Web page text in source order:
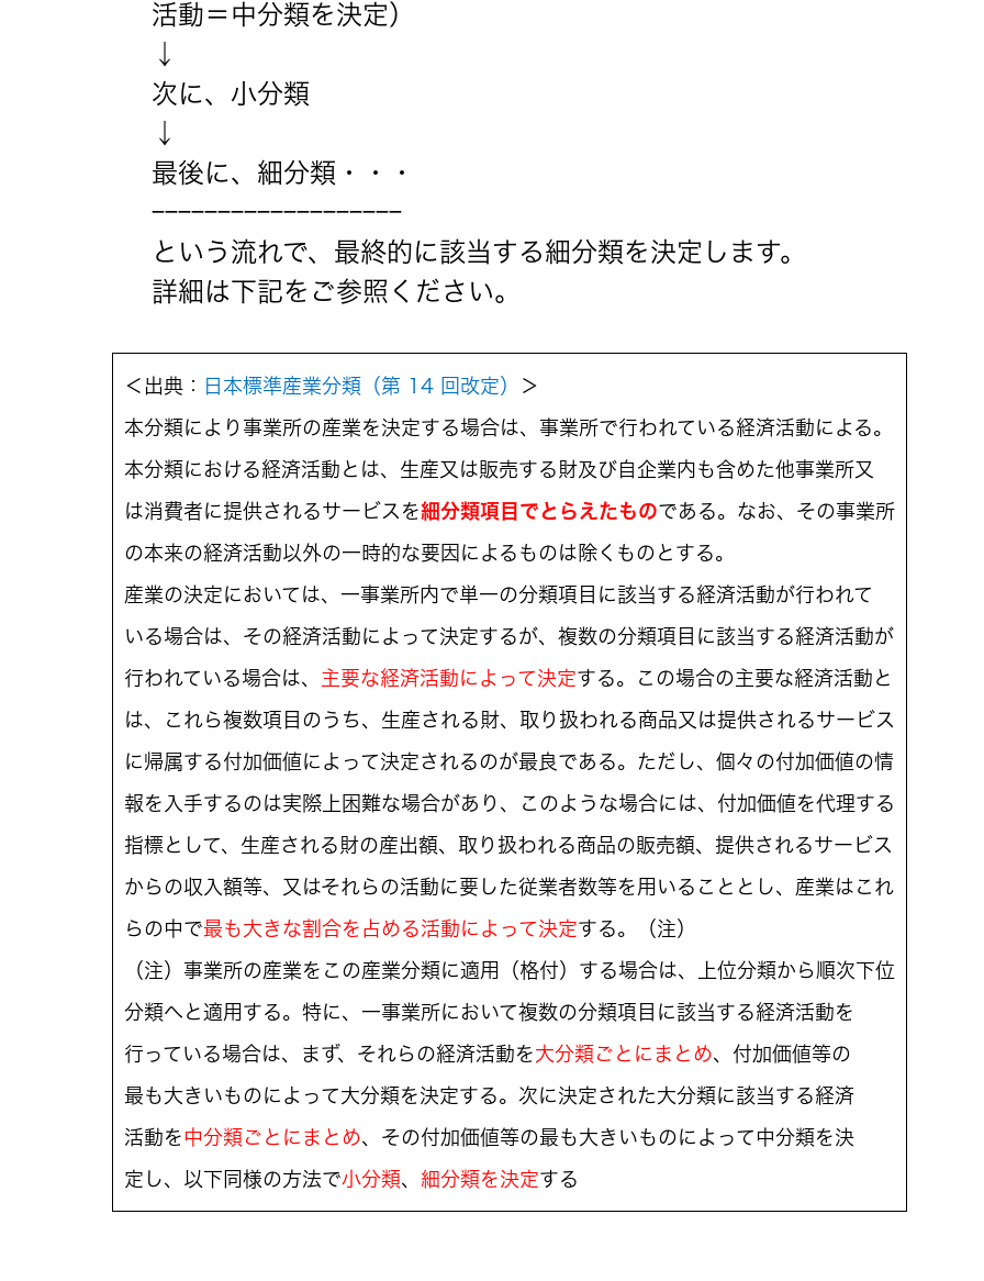
活動＝中分類を決定）
↓
次に、小分類
↓
最後に、細分類・・・
ｰｰｰｰｰｰｰｰｰｰｰｰｰｰｰｰｰｰｰ
という流れで、最終的に該当する細分類を決定します。
詳細は下記をご参照ください。
＜出典： 日本標準産業分類（第 14 回改定） ＞
本分類により事業所の産業を決定する場合は、事業所で行われている経済活動による。
本分類における経済活動とは、生産又は販売する財及び自企業内も含めた他事業所又
は消費者に提供されるサービスを細分類項目でとらえたものである。なお、その事業所
の本来の経済活動以外の一時的な要因によるものは除くものとする。
産業の決定においては、一事業所内で単一の分類項目に該当する経済活動が行われて
いる場合は、その経済活動によって決定するが、複数の分類項目に該当する経済活動が
行われている場合は、 主要な経済活動によって決定する。この場合の主要な経済活動と
は、これら複数項目のうち、生産される財、取り扱われる商品又は提供されるサービス
に帰属する付加価値によって決定されるのが最良である。ただし、個々の付加価値の情
報を入手するのは実際上困難な場合があり、このような場合には、付加価値を代理する
指標として、生産される財の産出額、取り扱われる商品の販売額、提供されるサービス
からの収入額等、又はそれらの活動に要した従業者数等を用いることとし、産業はこれ
らの中で最も大きな割合を占める活動によって決定する。（注）
（注）事業所の産業をこの産業分類に適用（格付）する場合は、上位分類から順次下位
分類へと適用する。特に、一事業所において複数の分類項目に該当する経済活動を
行っている場合は、まず、それらの経済活動を大分類ごとにまとめ、付加価値等の
最も大きいものによって大分類を決定する。次に決定された大分類に該当する経済
活動を 中分類ごとにまとめ、その付加価値等の最も大きいものによって中分類を決
定し、以下同様の方法で小分類、 細分類を決定する